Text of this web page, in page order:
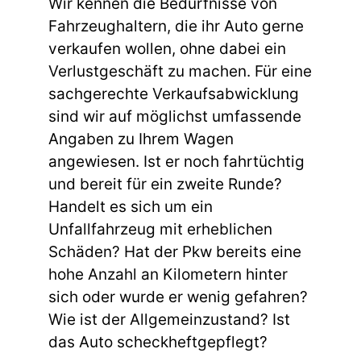
Wir kennen die Bedürfnisse von
Fahrzeughaltern, die ihr Auto gerne
verkaufen wollen, ohne dabei ein
Verlustgeschäft zu machen. Für eine
sachgerechte Verkaufsabwicklung
sind wir auf möglichst umfassende
Angaben zu Ihrem Wagen
angewiesen. Ist er noch fahrtüchtig
und bereit für ein zweite Runde?
Handelt es sich um ein
Unfallfahrzeug mit erheblichen
Schäden? Hat der Pkw bereits eine
hohe Anzahl an Kilometern hinter
sich oder wurde er wenig gefahren?
Wie ist der Allgemeinzustand? Ist
das Auto scheckheftgepflegt?